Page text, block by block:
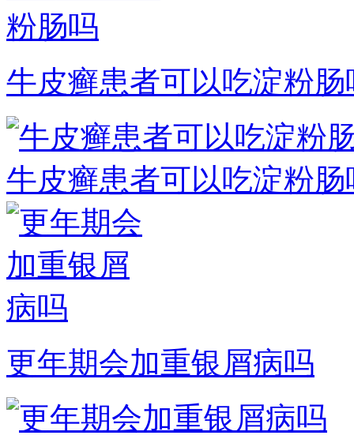
牛皮癣患者可以吃淀粉肠
牛皮癣患者可以吃淀粉肠
更年期会加重银屑病吗